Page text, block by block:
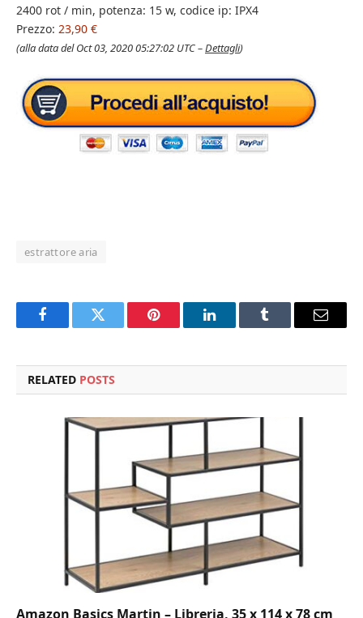
2400 rot / min, potenza: 15 w, codice ip: IPX4
Prezzo: 23,90 €
(alla data del Oct 03, 2020 05:27:02 UTC –Dettagli)
estrattore aria
FacebookTwitter Pinterest LinkedInTumblr Email
RELATED POSTS
Amazon Basics Martin – Libreria, 35 x 114 x 78 cm